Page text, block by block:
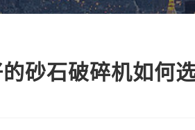
砂石破碎机如何